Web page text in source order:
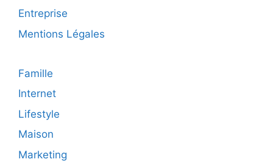
Entreprise
Mentions Légales
Famille
Internet
Lifestyle
Maison
Marketing